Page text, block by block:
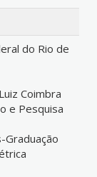
do Rio de
Coimbra
e Pesquisa
Graduação